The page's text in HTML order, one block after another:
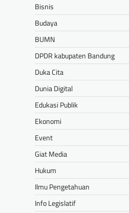
Bisnis
Budaya
BUMN
DPDR kabupaten Bandung
Duka Cita
Dunia Digital
Edukasi Publik
Ekonomi
Event
Giat Media
Hukum
Ilmu Pengetahuan
Info Legislatif